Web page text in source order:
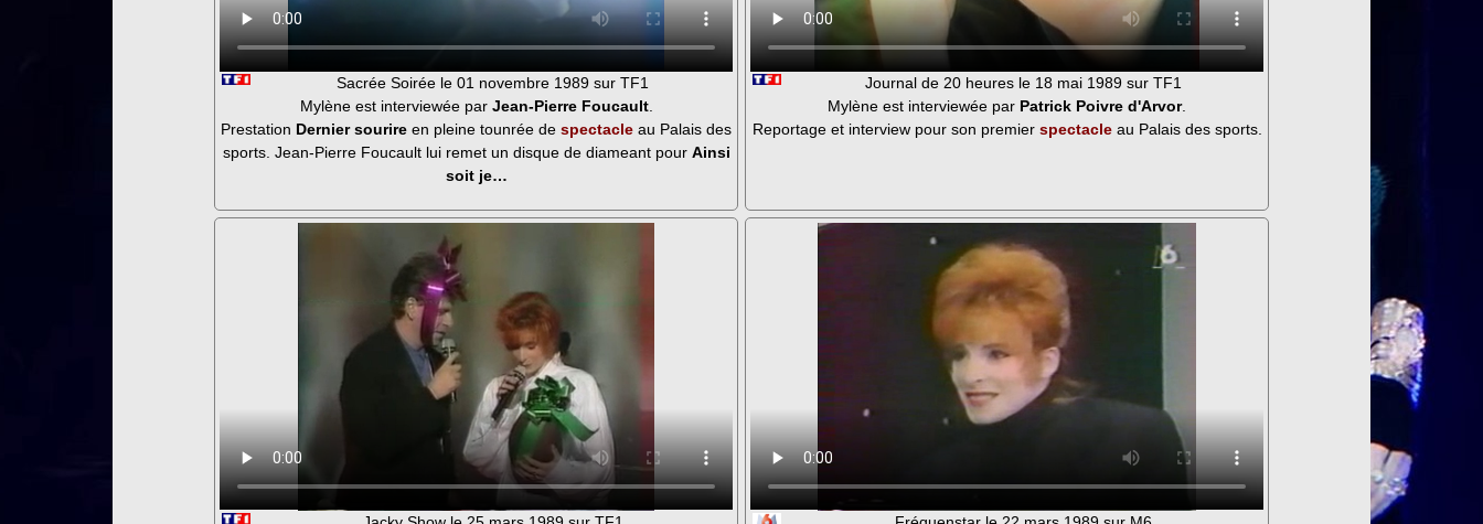
Sacrée Soirée le 01 novembre 1989 sur TF1
Mylène est interviewée par Jean-Pierre Foucault.
Prestation Dernier sourire en pleine tounrée de spectacle au Palais des
sports. Jean-Pierre Foucault lui remet un disque de diameant pour Ainsi
soit je…
Journal de 20 heures le 18 mai 1989 sur TF1
Mylène est interviewée par Patrick Poivre d'Arvor.
Reportage et interview pour son premier spectacleau Palais des sports.